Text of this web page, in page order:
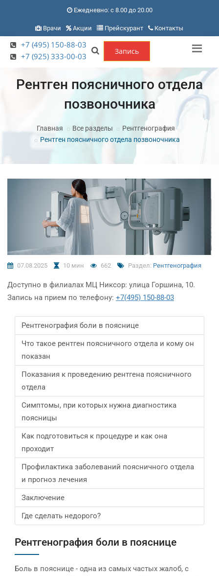
Ежедневно: с 8.00 до 20.00
Врачи Акции Прейскурант Контакты
+7 (495) 150-88-03
+7 (925) 333-00-03
Запись
Рентген поясничного отдела
позвоночника
Главная Все разделы
Рентгенография
Рентген поясничного отдела позвоночника
07.08.2025 10 мин 662 Раздел: Рентгенография
Доступно в филиалах МЦ Никсор: улица Горшина, 10.
Запись на прием по телефону: +7(495) 150-88-03
Рентгенография боли в пояснице
Что такое рентген поясничного отдела и кому он
показан
Показания к проведению рентгена поясничного
отдела
Симптомы, при которых нужна диагностика
поясницы
Как подготовиться к процедуре и как она
проходит
Профилактика заболеваний поясничного отдела
и прогноз лечения
Заключение
Где сделать недорого?
Рентгенография боли в пояснице
Боль в пояснице - одна из самых частых жалоб, с